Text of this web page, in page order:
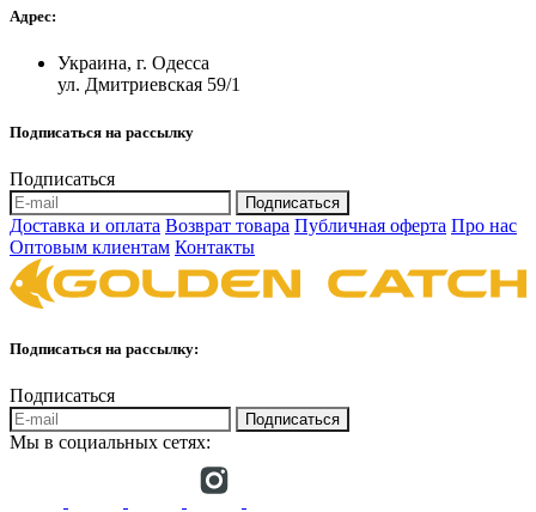
Адрес:
Украина, г. Одесса
ул. Дмитриевская 59/1
Подписаться на рассылку
Подписаться
Подписаться
Доставка и оплата Возврат товара Публичная оферта Про нас
Оптовым клиентам Контакты
Подписаться на рассылку:
Подписаться
Подписаться
Мы в социальных сетях: